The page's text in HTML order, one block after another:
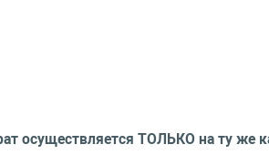
осуществляется ТОЛЬКО на ту же